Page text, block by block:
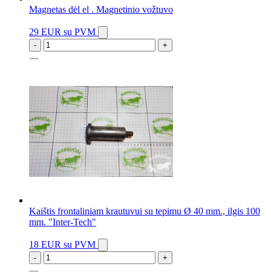
Magnetas dėl el . Magnetinio vožtuvo
29 EUR su PVM
- +
Kaištis frontaliniam krautuvui su tepimu Ø 40 mm., ilgis 100
mm. "Inter-Tech"
18 EUR su PVM
- +